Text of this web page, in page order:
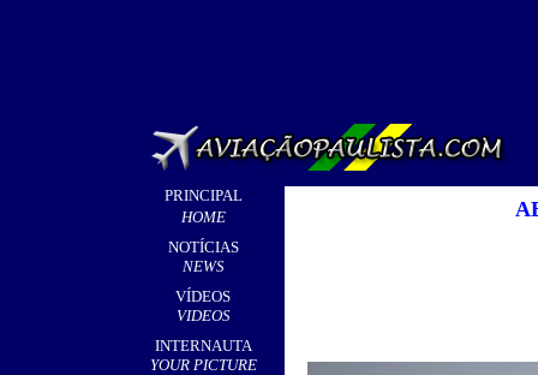
PRINCIPAL
HOME
NOTÍCIAS
NEWS
VÍDEOS
VIDEOS
INTERNAUTA
YOUR PICTURE